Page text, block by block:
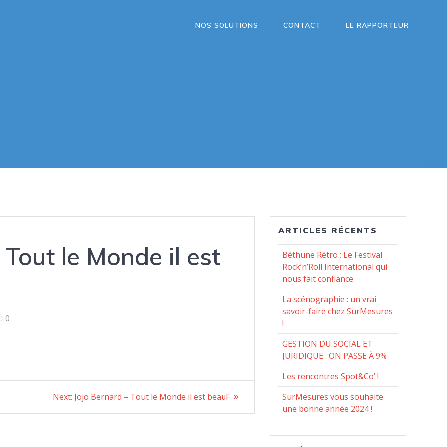
NOS SOLUTIONS CONTACT LE RAPPORTEUR
le Monde il est
0
Next: Next
Jojo Bernard – Tout le Monde il est beauF
ARTICLES RÉCENTS
Béthune Rétro : Le Festival
Rock’n’Roll International qui
nous fait confiance
La scénographie : un vrai
savoir-faire chez SurMesures
!
GESTION DU SOCIAL ET
JURIDIQUE : ON PASSE À 9%
Les rencontres Spot&Co’ !
SurMesures vous souhaite
une bonne année 2024 !